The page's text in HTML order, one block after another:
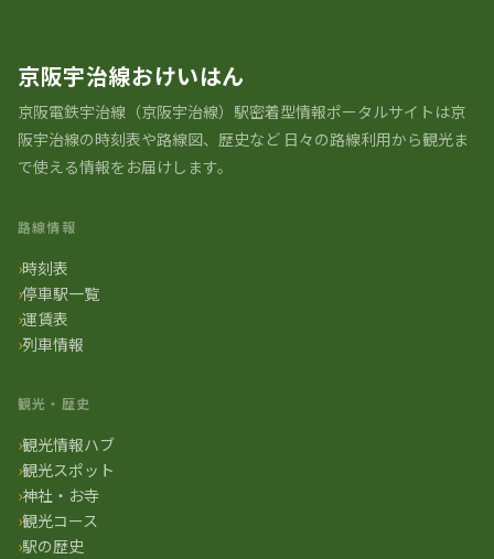
京阪宇治線おけいはん
京阪電鉄宇治線（京阪宇治線）駅密着型情報ポータルサイトは京
阪宇治線の時刻表や路線図、歴史など 日々の路線利用から観光ま
で使える情報をお届けします。
路線情報
時刻表
停車駅一覧
運賃表
列車情報
観光・歴史
観光情報ハブ
観光スポット
神社・お寺
観光コース
駅の歴史